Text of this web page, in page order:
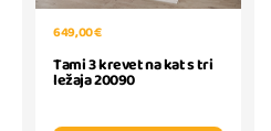
649,00 €
Tami 3 krevet na kat s tri
ležaja 20090